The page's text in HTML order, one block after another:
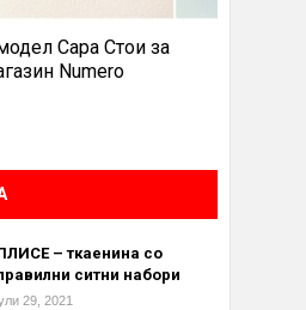
Сара Стои за
Numero
– ткаенина со
ситни набори
29, 2021